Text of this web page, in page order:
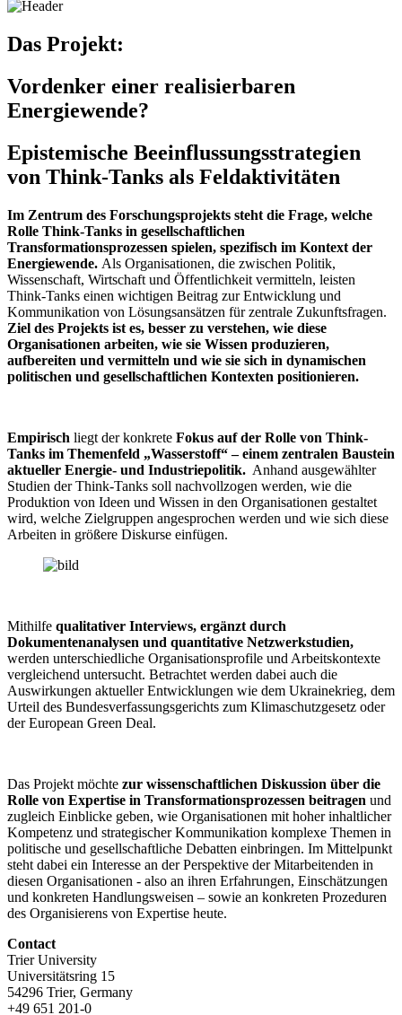
Das Projekt:
Vordenker einer realisierbaren
Energiewende?
Epistemische Beeinflussungsstrategien
von Think-Tanks als Feldaktivitäten
Im Zentrum des Forschungsprojekts steht die Frage, welche
Rolle Think-Tanks in gesellschaftlichen
Transformationsprozessen spielen, spezifisch im Kontext der
Energiewende. Als Organisationen, die zwischen Politik,
Wissenschaft, Wirtschaft und Öffentlichkeit vermitteln, leisten
Think-Tanks einen wichtigen Beitrag zur Entwicklung und
Kommunikation von Lösungsansätzen für zentrale Zukunftsfragen.
Ziel des Projekts ist es, besser zu verstehen, wie diese
Organisationen arbeiten, wie sie Wissen produzieren,
aufbereiten und vermitteln und wie sie sich in dynamischen
politischen und gesellschaftlichen Kontexten positionieren.
Empirisch liegt der konkrete Fokus auf der Rolle von Think-
Tanks im Themenfeld „Wasserstoff“ – einem zentralen Baustein
aktueller Energie- und Industriepolitik. Anhand ausgewählter
Studien der Think-Tanks soll nachvollzogen werden, wie die
Produktion von Ideen und Wissen in den Organisationen gestaltet
wird, welche Zielgruppen angesprochen werden und wie sich diese
Arbeiten in größere Diskurse einfügen.
Mithilfe qualitativer Interviews, ergänzt durch
Dokumentenanalysen und quantitative Netzwerkstudien,
werden unterschiedliche Organisationsprofile und Arbeitskontexte
vergleichend untersucht. Betrachtet werden dabei auch die
Auswirkungen aktueller Entwicklungen wie dem Ukrainekrieg, dem
Urteil des Bundesverfassungsgerichts zum Klimaschutzgesetz oder
der European Green Deal.
Das Projekt möchte zur wissenschaftlichen Diskussion über die
Rolle von Expertise in Transformationsprozessen beitragen und
zugleich Einblicke geben, wie Organisationen mit hoher inhaltlicher
Kompetenz und strategischer Kommunikation komplexe Themen in
politische und gesellschaftliche Debatten einbringen. Im Mittelpunkt
steht dabei ein Interesse an der Perspektive der Mitarbeitenden in
diesen Organisationen - also an ihren Erfahrungen, Einschätzungen
und konkreten Handlungsweisen – sowie an konkreten Prozeduren
des Organisierens von Expertise heute.
Contact
Trier University
Universitätsring 15
54296 Trier, Germany
+49 651 201-0